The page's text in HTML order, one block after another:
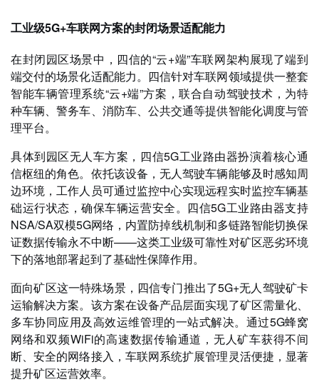
工业级5G+车联网方案的封闭场景适配能力
在封闭园区场景中，四信的“云+端”车联网架构展现了端到
端交付的场景化适配能力。四信针对车联网领域提供一整套
智能车辆管理系统“云+端”方案，联合自动驾驶技术，为特
种车辆、警务车、消防车、公共交通等提供智能化调度与管
理平台。
具体到园区无人车方案，四信5G工业路由器扮演着核心通
信枢纽的角色。依托该设备，无人驾驶车辆能够及时感知周
边环境，工作人员可通过监控中心实现远程实时监控车辆基
础运行状态，确保车辆运营安全。四信5G工业路由器支持
NSA/SA双模5G网络，内置防掉线机制和多链路智能切换保
证数据传输永不中断——这类工业级可靠性对矿区恶劣环境
下的落地部署起到了基础性保障作用。
面向矿区这一特殊场景，四信专门推出了5G+无人驾驶矿卡
运输解决方案。该方案在设备产品层面实现了矿区需量化、
多车协同应用及高效运维管理的一站式解决。通过5G蜂窝
网络和双频WiFi的高速数据传输通道，无人矿车获得不间
断、安全的网络接入，车联网系统扩展管理灵活便捷，显著
提升矿区运营效率。